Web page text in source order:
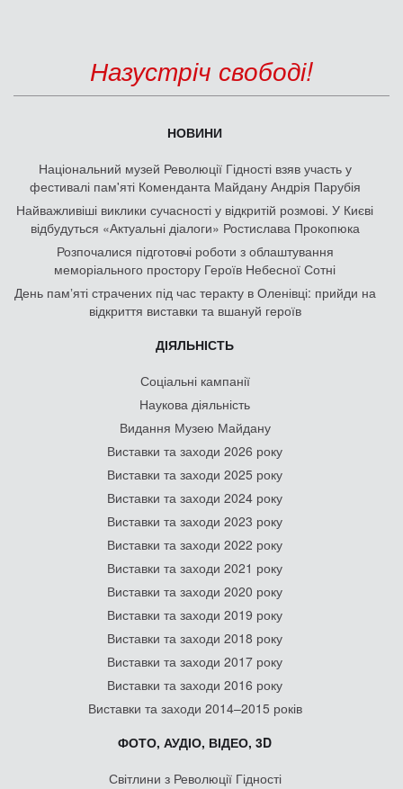
Назустріч свободі!
НОВИНИ
Національний музей Революції Гідності взяв участь у
фестивалі пам'яті Коменданта Майдану Андрія Парубія
Найважливіші виклики сучасності у відкритій розмові. У Києві
відбудуться «Актуальні діалоги» Ростислава Прокопюка
Розпочалися підготовчі роботи з облаштування
меморіального простору Героїв Небесної Сотні
День памʼяті страчених під час теракту в Оленівці: прийди на
відкриття виставки та вшануй героїв
ДІЯЛЬНІСТЬ
Соціальні кампанії
Наукова діяльність
Видання Музею Майдану
Виставки та заходи 2026 року
Виставки та заходи 2025 року
Виставки та заходи 2024 року
Виставки та заходи 2023 року
Виставки та заходи 2022 року
Виставки та заходи 2021 року
Виставки та заходи 2020 року
Виставки та заходи 2019 року
Виставки та заходи 2018 року
Виставки та заходи 2017 року
Виставки та заходи 2016 року
Виставки та заходи 2014–2015 років
ФОТО, АУДІО, ВІДЕО, 3D
Світлини з Революції Гідності